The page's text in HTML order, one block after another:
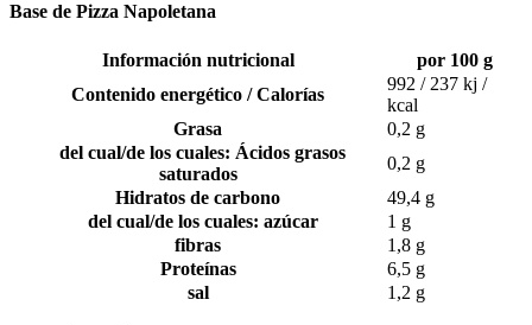
Base de Pizza Napoletana
Información nutricional
por 100 g
Contenido energético / Calorías
992 / 237 kj /
kcal
Grasa
0,2 g
del cual/de los cuales: Ácidos grasos
saturados
0,2 g
Hidratos de carbono
49,4 g
del cual/de los cuales: azúcar
1 g
fibras
1,8 g
Proteínas
6,5 g
sal
1,2 g